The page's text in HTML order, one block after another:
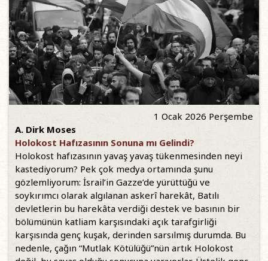
1 Ocak 2026 Perşembe
A. Dirk Moses
Holokost Hafızasının Sonuna mı Gelindi?
Holokost hafızasının yavaş yavaş tükenmesinden neyi
kastediyorum? Pek çok medya ortamında şunu
gözlemliyorum: İsrail’in Gazze’de yürüttüğü ve
soykırımcı olarak algılanan askerî harekât, Batılı
devletlerin bu harekâta verdiği destek ve basının bir
bölümünün katliam karşısındaki açık tarafgirliği
karşısında genç kuşak, derinden sarsılmış durumda. Bu
nedenle, çağın “Mutlak Kötülüğü”nün artık Holokost